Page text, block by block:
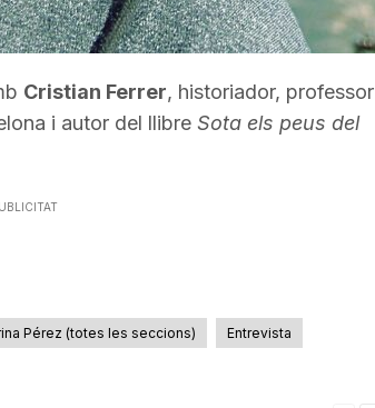
Cristian Ferrer, historiador, professor
i autor del llibre Sota els peus del
Pérez (totes les seccions) Entrevista